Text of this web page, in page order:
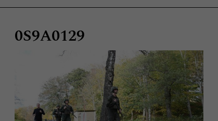
0S9A0129